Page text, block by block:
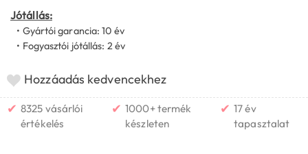
Jótállás:
• Gyártói garancia: 10 év
• Fogyasztói jótállás: 2 év
Hozzáadás kedvencekhez
✔ 8325 vásárlói
értékelés
✔ 1000+ termék
készleten
✔ 17 év
tapasztalat